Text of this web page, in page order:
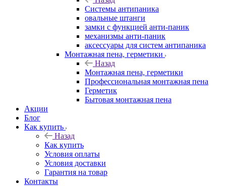
Системы антипаника
овальные штанги
замки с функцией анти-паник
механизмы анти-паник
аксессуары для систем антипаника
Монтажная пена, герметики
Назад
Монтажная пена, герметики
Профессиональная монтажная пена
Герметик
Бытовая монтажная пена
Акции
Блог
Как купить
Назад
Как купить
Условия оплаты
Условия доставки
Гарантия на товар
Контакты